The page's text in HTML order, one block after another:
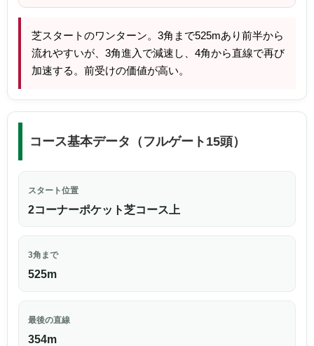
芝スタートのワンターン。3角まで525mあり前半から
流れやすいが、3角進入で減速し、4角から直線で再び
加速する。前受けの価値が高い。
コース基本データ（フルゲート15頭）
スタート位置
2コーナーポケット芝コース上
3角まで
525m
最後の直線
354m